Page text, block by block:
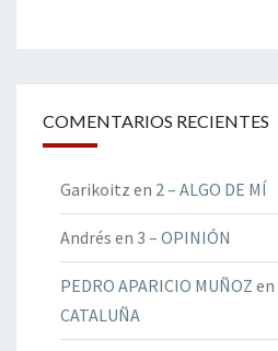
COMENTARIOS RECIENTES
Garikoitz en 2 – ALGO DE MÍ
Andrés en 3 – OPINIÓN
PEDRO APARICIO MUÑOZ en
CATALUÑA